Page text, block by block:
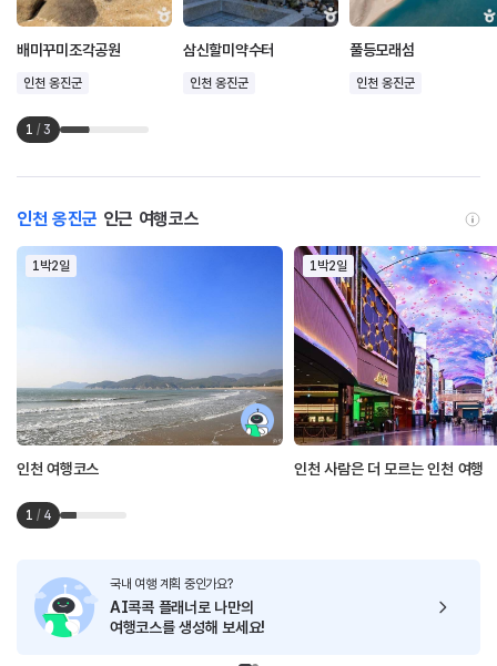
배미꾸미조각공원
인천 옹진군
삼신할미약수터
인천 옹진군
풀등모래섬
인천 옹진군
1 / 3
인천 옹진군 인근 여행코스
1박2일
인천 여행코스
1박2일
인천 사람은 더 모르는 인천 여행
1 / 4
국내 여행 계획 중인가요?
AI콕콕 플래너로 나만의
여행코스를 생성해 보세요!